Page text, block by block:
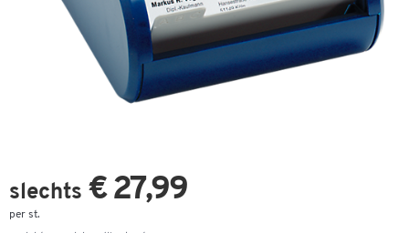
slechts € 27,99
per st.